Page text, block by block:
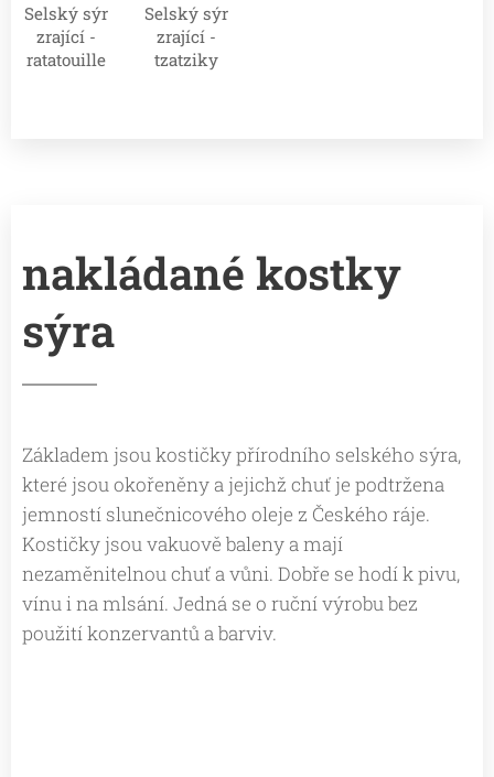
Selský sýr
zrající -
ratatouille
Selský sýr
zrající -
tzatziky
nakládané kostky
sýra
Základem jsou kostičky přírodního selského sýra,
které jsou okořeněny a jejichž chuť je podtržena
jemností slunečnicového oleje z Českého ráje.
Kostičky jsou vakuově baleny a mají
nezaměnitelnou chuť a vůni. Dobře se hodí k pivu,
vínu i na mlsání. Jedná se o ruční výrobu bez
použití konzervantů a barviv.